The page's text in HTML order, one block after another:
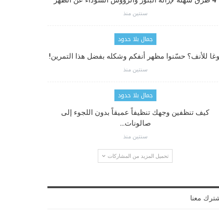
سنتين منذ
جمال بلا حدود
للأنف؟ حسّنوا مظهر أنفكم وشكله بفضل هذا التمرين!
سنتين منذ
جمال بلا حدود
كيف تنظفين وجهك تنظيفاً عميقاً بدون اللجوء إلى
صالونات…
سنتين منذ
تحميل المزيد من المشاركات
معنا